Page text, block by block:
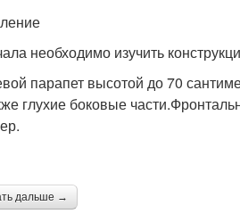
необходимо изучить
парапет высотой до 70
глухие боковые
дальше →